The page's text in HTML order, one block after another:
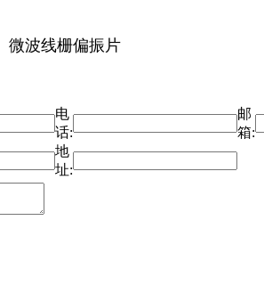
微波线栅偏振片
电
话:
邮
箱:
地
址: